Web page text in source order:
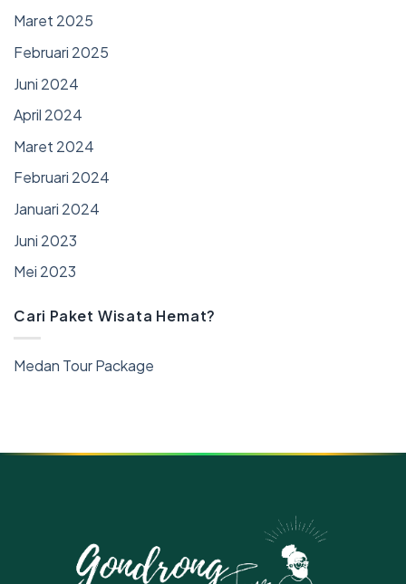
Maret 2025
Februari 2025
Juni 2024
April 2024
Maret 2024
Februari 2024
Januari 2024
Juni 2023
Mei 2023
Cari Paket Wisata Hemat?
Medan Tour Package